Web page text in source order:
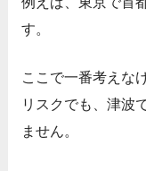
す。
ここで一番考えな
リスクでも、津波
ません。